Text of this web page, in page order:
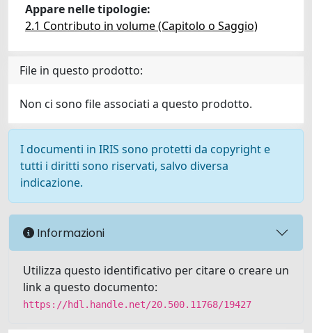
Appare nelle tipologie:
2.1 Contributo in volume (Capitolo o Saggio)
File in questo prodotto:
Non ci sono file associati a questo prodotto.
I documenti in IRIS sono protetti da copyright e
tutti i diritti sono riservati, salvo diversa
indicazione.
Informazioni
Utilizza questo identificativo per citare o creare un
link a questo documento:
https://hdl.handle.net/20.500.11768/19427